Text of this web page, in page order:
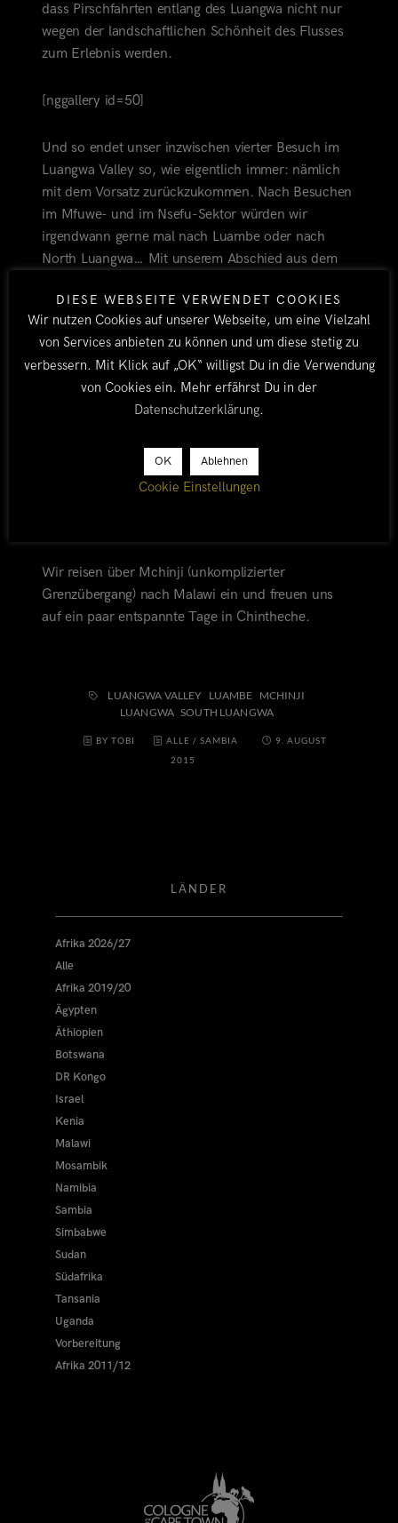
dass Pirschfahrten entlang des Luangwa nicht nur
wegen der landschaftlichen Schönheit des Flusses
zum Erlebnis werden.
[nggallery id=50]
Und so endet unser inzwischen vierter Besuch im
Luangwa Valley so, wie eigentlich immer: nämlich
mit dem Vorsatz zurückzukommen. Nach Besuchen
im Mfuwe- und im Nsefu-Sektor würden wir
irgendwann gerne mal nach Luambe oder nach
North Luangwa… Mit unserem Abschied aus dem
Sambia, das für uns ein Land voller Widersprüche
bleibt. Einerseits politisch stabil, andererseits mit
jeder Menge Korruption. Einerseits mit einem
vorbildlichen Ausbau des Straßennetzes,
andererseits mit einem völligen Kollaps der
Stromversorgung, Einerseits mit einem hohen
Analphabetenrate, die immer noch bei 20 % liegt…
In nur eineinhalb Jahren wird hier erneut gewählt
Wir reisen über Mchinji (unkomplizierter
Grenzübergang) nach Malawi ein und freuen uns
auf ein paar entspannte Tage in Chintheche.
LUANGWA VALLEY LUAMBE MCHINJI
LUANGWA SOUTH LUANGWA
BY TOBI ALLE / SAMBIA
9. AUGUST
2015
LÄNDER
Afrika 2026/27
Alle
Afrika 2019/20
Ägypten
Äthiopien
Botswana
DR Kongo
Israel
Kenia
Malawi
Mosambik
Namibia
Sambia
Simbabwe
Sudan
Südafrika
Tansania
Uganda
Vorbereitung
Afrika 2011/12
DIESE WEBSEITE VERWENDET COOKIES
Wir nutzen Cookies auf unserer Webseite, um eine Vielzahl
von Services anbieten zu können und um diese stetig zu
verbessern. Mit Klick auf „OK“ willigst Du in die Verwendung
von Cookies ein. Mehr erfährst Du in der
Datenschutzerklärung.
OK Ablehnen
Cookie Einstellungen